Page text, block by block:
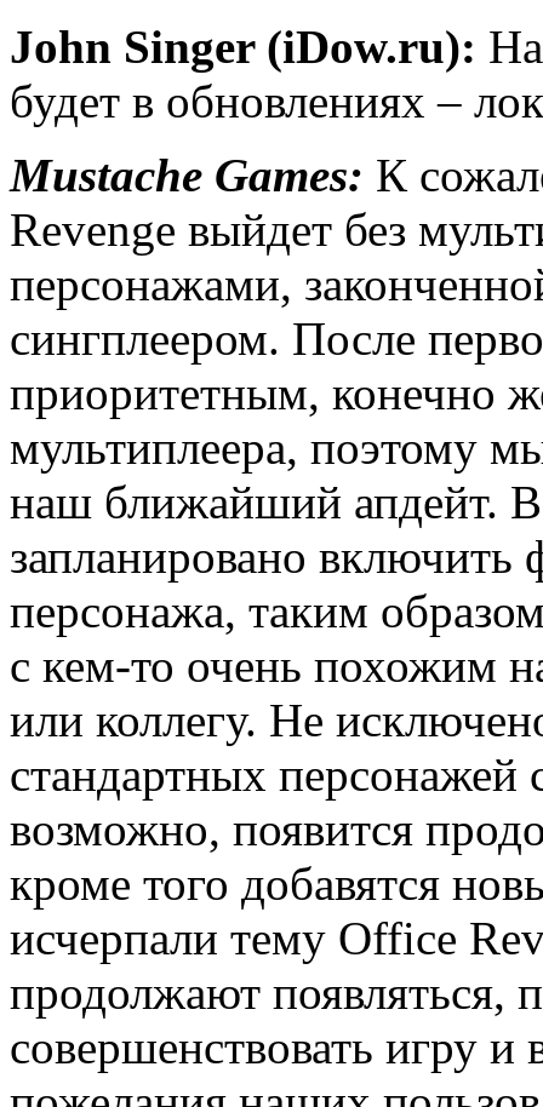
John Singer (iDow.ru):
будет в обновлениях –
Mustache Games: К
Revenge выйдет без
персонажами,
сингплеером. После
приоритетным, конечно
мультиплеера, поэтому
наш ближайший апдейт.
запланировано включить
персонажа, таким
с кем-то очень похожим
или коллегу. Не
стандартных персонажей
возможно, появится
кроме того добавятся
исчерпали тему Office
продолжают появляться,
совершенствовать игру